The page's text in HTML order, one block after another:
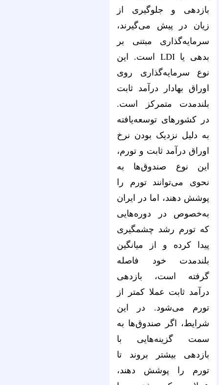
بازدهی و جلوگیری از
زیان در پیش می‌گیرند،
سرمایه‌گذاری مبتنی بر
بدهی یا LDI است. این
نوع سرمایه‌گذاری روی
اوراق بهادار درآمد ثابت
بلندمدت متمرکز است.
در کشورهای توسعه‌یافته
به دلیل نزدیک بودن نرخ
اوراق درآمد ثابت و تورم،
این نوع صندوق‌ها به
نحوی می‌توانند تورم را
پوشش دهند، اما در ایران
به‌خصوص در دوره‌هایی
که تورم رشد چشمگیری
پیدا کرده و از میانگین
بلندمدت خود فاصله
گرفته است، بازدهی
درآمد ثابت عملا کمتر از
تورم می‌شود. در این
شرایط، اگر صندوق‌ها به
سمت گزینه‌هایی با
بازدهی بیشتر بروند تا
تورم را پوشش دهند،